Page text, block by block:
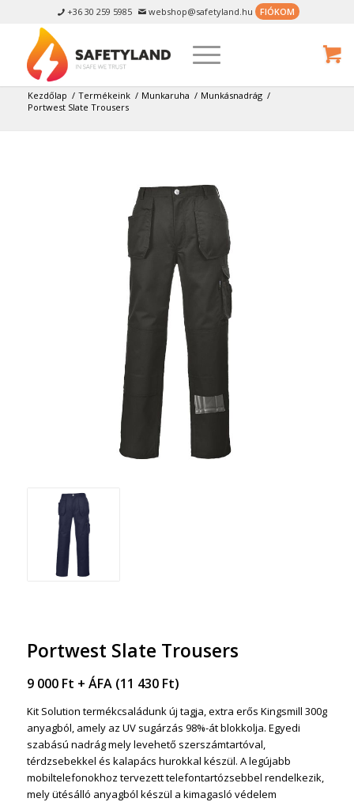
 +36 30 259 5985  webshop@safetyland.hu FIÓKOM
Kezdőlap / Termékeink / Munkaruha / Munkásnadrág /
Portwest Slate Trousers
Portwest Slate Trousers
9 000 Ft + ÁFA (11 430 Ft)
Kit Solution termékcsaládunk új tagja, extra erős Kingsmill 300g
anyagból, amely az UV sugárzás 98%-át blokkolja. Egyedi
szabású nadrág mely levehető szerszámtartóval,
térdzsebekkel és kalapács hurokkal készül. A legújabb
mobiltelefonokhoz tervezett telefontartózsebbel rendelkezik,
mely ütésálló anyagból készül a kimagasló védelem